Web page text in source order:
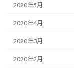
2020年5月
2020年4月
2020年3月
2020年2月